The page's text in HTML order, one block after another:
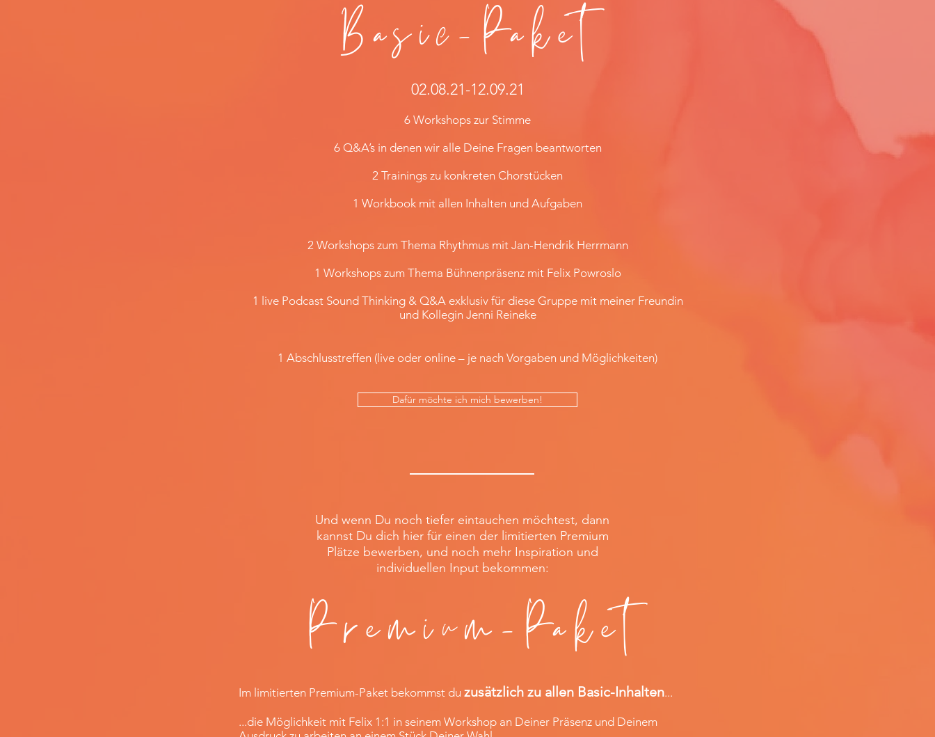
Basic-Paket
02.08.21-12.09.21
6 Workshops zur Stimme
6 Q&A’s in denen wir alle Deine Fragen beantworten
2 Trainings zu konkreten Chorstücken
1 Workbook mit allen Inhalten und Aufgaben
2 Workshops zum Thema Rhythmus mit Jan-Hendrik Herrmann
1 Workshops zum Thema Bühnenpräsenz mit Felix Powroslo
1 live Podcast Sound Thinking & Q&A exklusiv für diese Gruppe mit meiner Freundin
und Kollegin Jenni Reineke
1 Abschlusstreffen (live oder online – je nach Vorgaben und Möglichkeiten)
Dafür möchte ich mich bewerben!
Und wenn Du noch tiefer eintauchen möchtest, dann
kannst Du dich hier für einen der limitierten Premium
Plätze bewerben, und noch mehr Inspiration und
individuellen Input bekommen:
Premium-Paket
Im limitierten Premium-Paket bekommst du zusätzlich zu allen Basic-Inhalten...
...die Möglichkeit mit Felix 1:1 in seinem Workshop an Deiner Präsenz und Deinem